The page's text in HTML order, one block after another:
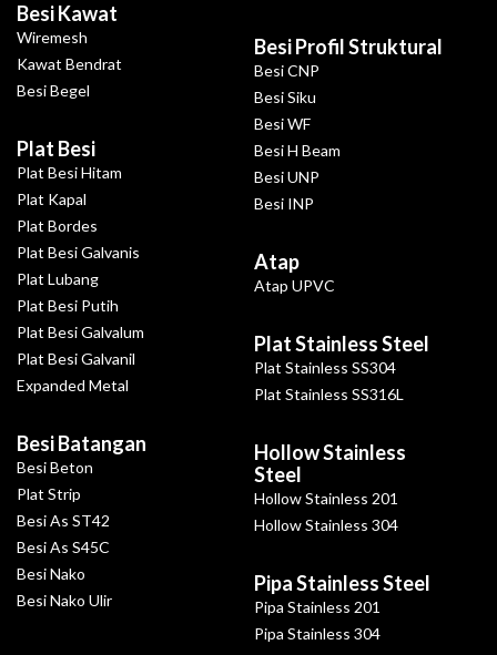
Besi Kawat
Wiremesh
Kawat Bendrat
Besi Begel
Plat Besi
Plat Besi Hitam
Plat Kapal
Plat Bordes
Plat Besi Galvanis
Plat Lubang
Plat Besi Putih
Plat Besi Galvalum
Plat Besi Galvanil
Expanded Metal
Besi Batangan
Besi Beton
Plat Strip
Besi As ST42
Besi As S45C
Besi Nako
Besi Nako Ulir
Besi Profil Struktural
Besi CNP
Besi Siku
Besi WF
Besi H Beam
Besi UNP
Besi INP
Atap
Atap UPVC
Plat Stainless Steel
Plat Stainless SS304
Plat Stainless SS316L
Hollow Stainless
Steel
Hollow Stainless 201
Hollow Stainless 304
Pipa Stainless Steel
Pipa Stainless 201
Pipa Stainless 304